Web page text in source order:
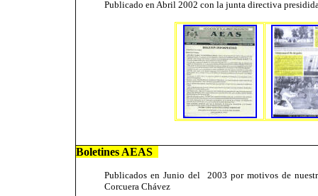
Publicado en Abril 2002 con la junta directiva
Boletines AEAS
Publicados en Junio del 2003 por motivos de
Corcuera Chávez